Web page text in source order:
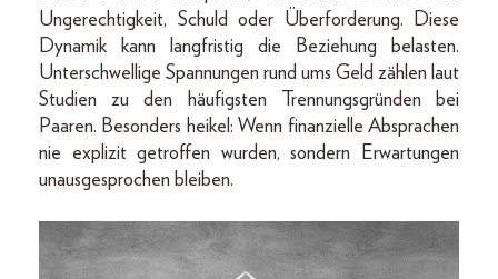
Ungerechtigkeit, Schuld oder Überforderung. Diese
Dynamik kann langfristig die Beziehung belasten.
Unterschwellige Spannungen rund ums Geld zählen laut
Studien zu den häufigsten Trennungsgründen bei
Paaren. Besonders heikel: Wenn finanzielle Absprachen
nie explizit getroffen wurden, sondern Erwartungen
unausgesprochen bleiben.